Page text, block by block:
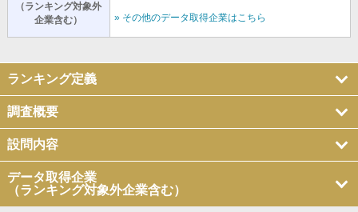
（ランキング対象外
企業含む）
» その他のデータ取得企業はこちら
ランキング定義
調査概要
設問内容
データ取得企業
（ランキング対象外企業含む）